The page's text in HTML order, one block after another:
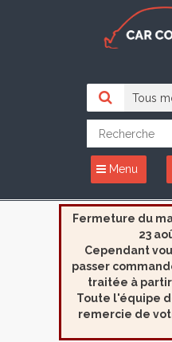
Menu
Fermeture du
23
Cependant
passer
traitée à partir
Toute l'équipe
remercie de